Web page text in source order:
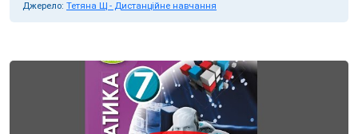
Джерело: Тетяна Щ - Дистанційне навчання